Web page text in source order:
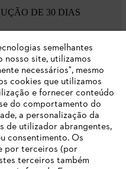
DE 30 DIAS
semelhantes
nosso site, utilizamos
necessários", mesmo
cookies que utilizamos
e fornecer conteúdo
do comportamento do
a personalização da
de utilizador abrangentes,
consentimento. Os
por terceiros (por
terceiros também